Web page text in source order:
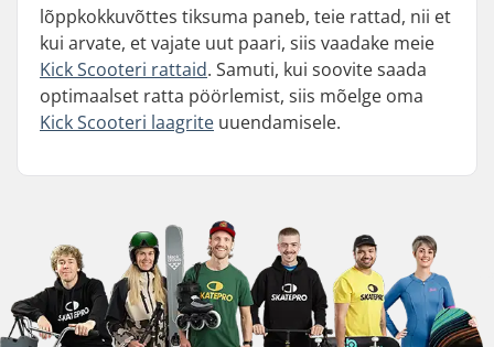
lõppkokkuvõttes tiksuma paneb, teie rattad, nii et
kui arvate, et vajate uut paari, siis vaadake meie
Kick Scooteri rattaid. Samuti, kui soovite saada
optimaalset ratta pöörlemist, siis mõelge oma
Kick Scooteri laagrite uuendamisele.